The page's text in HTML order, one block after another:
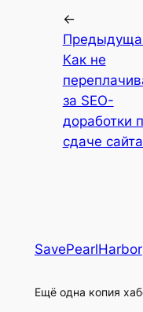
←
Как не
за SEO-
доработки
сдаче
SavePearlHarbor
Ещё одна копия